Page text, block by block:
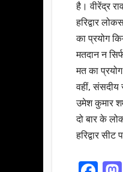
है। वीरेंद्र
हरिद्वार
का प्रयोग
मतदान न
मत का
वहीं, संसदीय
उमेश कुमार
दो बार के
हरिद्वार